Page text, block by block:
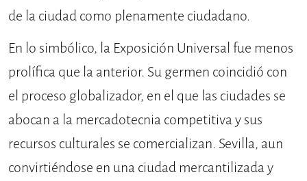
de la ciudad como plenamente ciudadano.
En lo simbólico, la Exposición Universal fue menos
prolífica que la anterior. Su germen coincidió con
el proceso globalizador, en el que las ciudades se
abocan a la mercadotecnia competitiva y sus
recursos culturales se comercializan. Sevilla, aun
convirtiéndose en una ciudad mercantilizada y